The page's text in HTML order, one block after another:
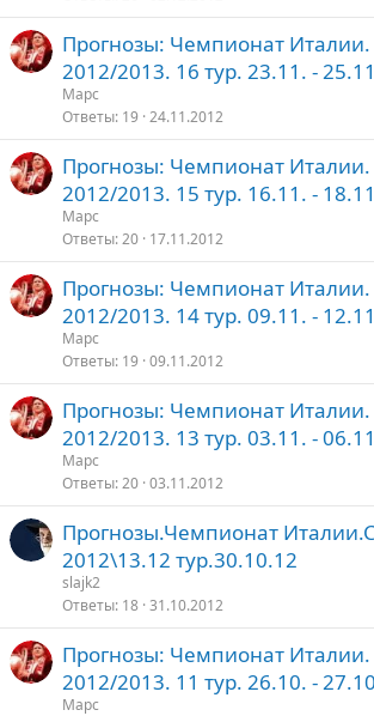
Прогнозы: Чемпионат
2012/2013. 16 тур. 23.11. -
Марс
Ответы 19 24.11.2012
Прогнозы: Чемпионат
2012/2013. 15 тур. 16.11. -
Марс
Ответы 20 17.11.2012
Прогнозы: Чемпионат
2012/2013. 14 тур. 09.11. -
Марс
Ответы 19 09.11.2012
Прогнозы: Чемпионат
2012/2013. 13 тур. 03.11. -
Марс
Ответы 20 03.11.2012
Прогнозы.Чемпионат
2012\13.12 тур.30.10.12
slajk2
Ответы 18 31.10.2012
Прогнозы: Чемпионат
2012/2013. 11 тур. 26.10. -
Марс